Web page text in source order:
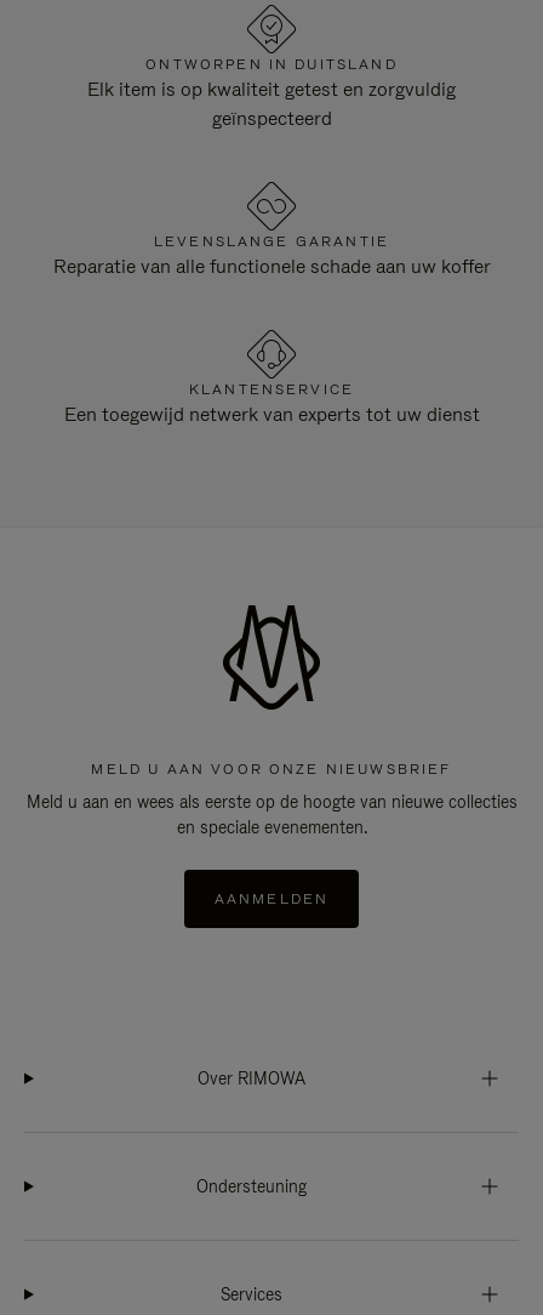
ONTWORPEN IN DUITSLAND
Elk item is op kwaliteit getest en zorgvuldig
geïnspecteerd
LEVENSLANGE GARANTIE
Reparatie van alle functionele schade aan uw koffer
KLANTENSERVICE
Een toegewijd netwerk van experts tot uw dienst
MELD U AAN VOOR ONZE NIEUWSBRIEF
Meld u aan en wees als eerste op de hoogte van nieuwe collecties
en speciale evenementen.
AANMELDEN
Over RIMOWA
Ondersteuning
Services